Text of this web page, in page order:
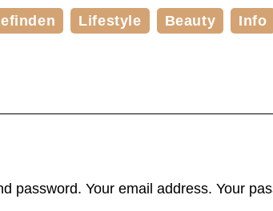
Lifestyle Beauty Info
password. Your email address. Your